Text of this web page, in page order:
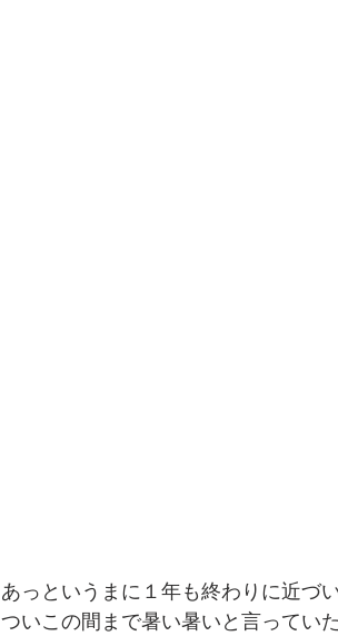
あっというまに１年も終わりに近づ
ついこの間まで暑い暑いと言ってい